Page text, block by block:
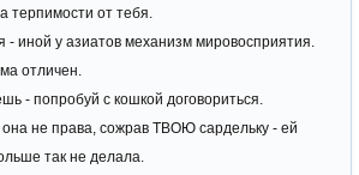
терпимости от тебя.
- иной у азиатов механизм мировосприятия.
отличен.
- попробуй с кошкой договориться.
не права, сожрав ТВОЮ сардельку - ей
так не делала.